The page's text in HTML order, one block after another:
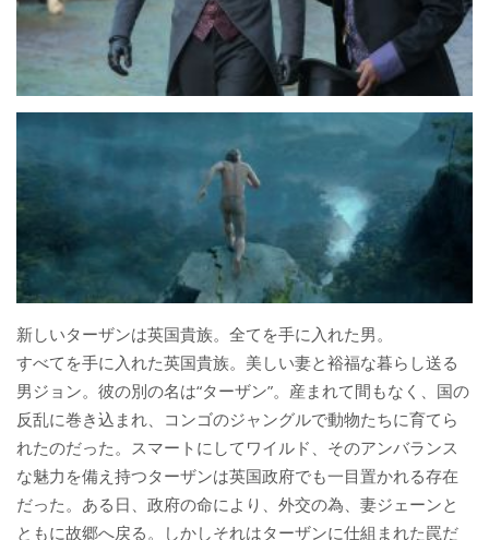
新しいターザンは英国貴族。全てを手に入れた男。
すべてを手に入れた英国貴族。美しい妻と裕福な暮らし送る
男ジョン。彼の別の名は“ターザン”。産まれて間もなく、国の
反乱に巻き込まれ、コンゴのジャングルで動物たちに育てら
れたのだった。スマートにしてワイルド、そのアンバランス
な魅力を備え持つターザンは英国政府でも一目置かれる存在
だった。ある日、政府の命により、外交の為、妻ジェーンと
ともに故郷へ戻る。しかしそれはターザンに仕組まれた罠だ